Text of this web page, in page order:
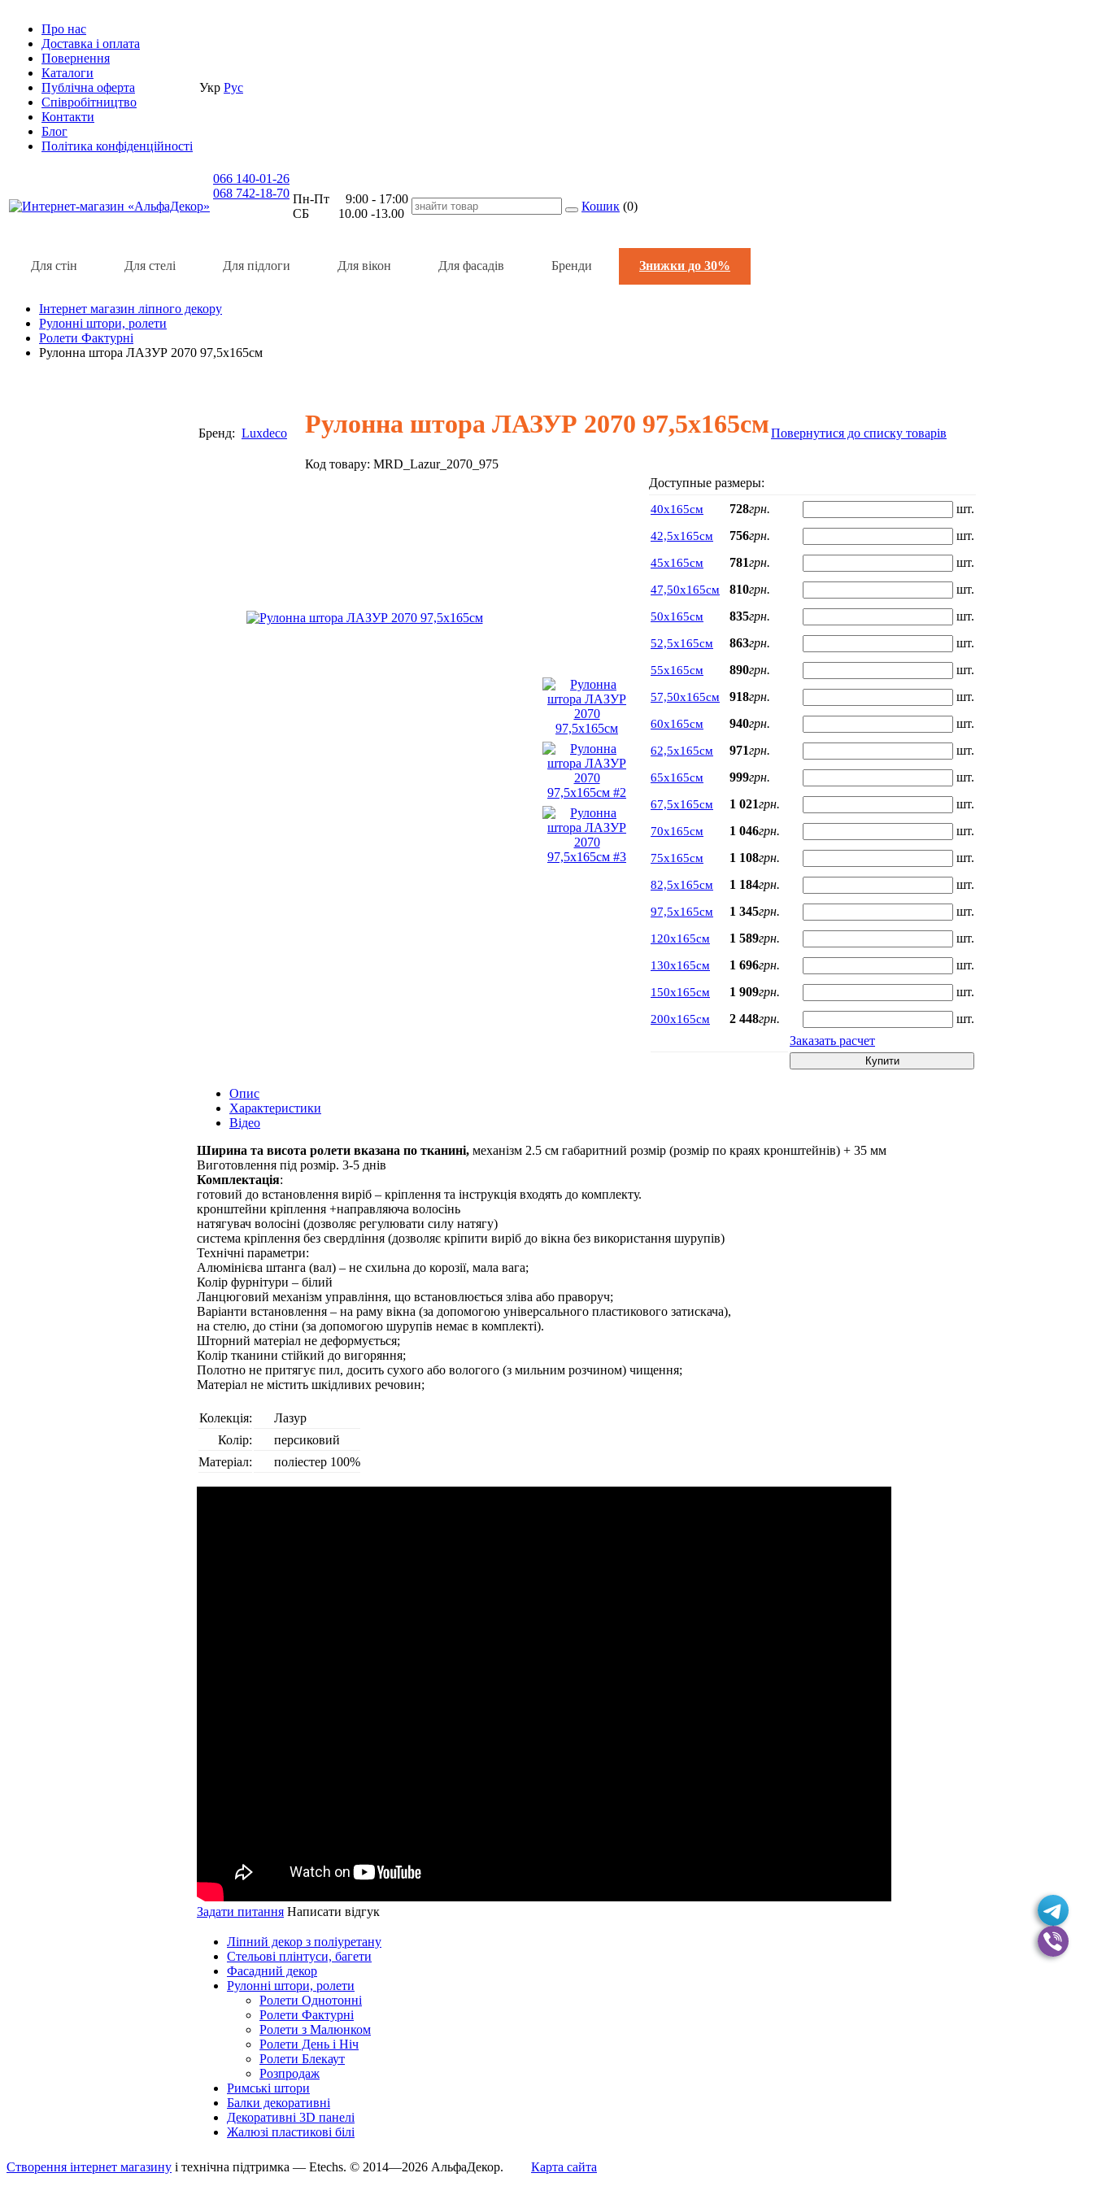
Про нас
Доставка i оплата
Повернення
Каталоги
Публічна оферта
Співробітництво
Контакти
Блог
Політика конфіденційності
Укр Рус
066 140-01-26
068 742-18-70 Пн-Пт 9:00 - 17:00
СБ 10.00 -13.00
Кошик (0)
Для стін Для стелі Для підлоги Для вікон Для фасадів Бренди Знижки до 30%
Інтернет магазин ліпного декору
Рулонні штори, ролети
Ролети Фактурні
Рулонна штора ЛАЗУР 2070 97,5х165см
Бренд: Luxdeco Рулонна штора ЛАЗУР 2070 97,5х165см
Код товару: MRD_Lazur_2070_975
Повернутися до списку товарів
Доступные размеры:
40х165см 728грн. шт.
42,5х165см 756грн. шт.
45х165см 781грн. шт.
47,50х165см 810грн. шт.
50х165см 835грн. шт.
52,5х165см 863грн. шт.
55х165см 890грн. шт.
57,50х165см 918грн. шт.
60х165см 940грн. шт.
62,5х165см 971грн. шт.
65х165см 999грн. шт.
67,5х165см 1 021грн. шт.
70х165см 1 046грн. шт.
75х165см 1 108грн. шт.
82,5х165см 1 184грн. шт.
97,5х165см 1 345грн. шт.
120х165см 1 589грн. шт.
130х165см 1 696грн. шт.
150х165см 1 909грн. шт.
200х165см 2 448грн.
шт.
Заказать расчет
Купити
Опис
Характеристики
Відео
Ширина та висота ролети вказана по тканині, механізм 2.5 см габаритний розмір (розмір по краях кронштейнів) + 35 мм
Виготовлення під розмір. 3-5 днiв
Комплектація:
готовий до встановлення виріб – кріплення та інструкція входять до комплекту.
кронштейни кріплення +направляюча волосінь
натягувач волосіні (дозволяє регулювати силу натягу)
система кріплення без свердління (дозволяє кріпити виріб до вікна без використання шурупів)
Технічні параметри:
Алюмінієва штанга (вал) – не схильна до корозії, мала вага;
Колір фурнітури – білий
Ланцюговий механізм управління, що встановлюється зліва або праворуч;
Варіанти встановлення – на раму вікна (за допомогою універсального пластикового затискача),
на стелю, до стіни (за допомогою шурупів немає в комплекті).
Шторний матеріал не деформується;
Колір тканини стійкий до вигоряння;
Полотно не притягує пил, досить сухого або вологого (з мильним розчином) чищення;
Матеріал не містить шкідливих речовин;
Колекція:
Лазур
Колір:
персиковий
Матеріал:
поліестер 100%
Задати питання Написати відгук
Ліпний декор з поліуретану
Стельові плінтуси, багети
Фасадний декор
Рулонні штори, ролети
Ролети Однотонні
Ролети Фактурні
Ролети з Малюнком
Ролети День і Ніч
Ролети Блекаут
Розпродаж
Римські штори
Балки декоративні
Декоративні 3D панелі
Жалюзі пластикові білі
Створення інтернет магазину і технічна підтримка — Etechs. © 2014—2026 АльфаДекор. Карта сайта